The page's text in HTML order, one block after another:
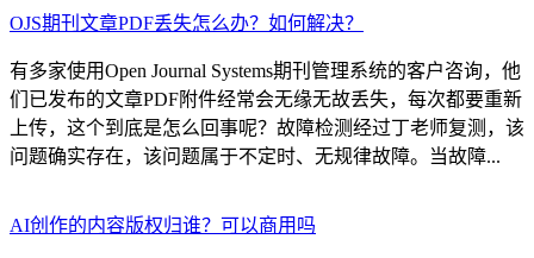
OJS期刊文章PDF丢失怎么办？如何解决？
有多家使用Open Journal Systems期刊管理系统的客户咨询，他
们已发布的文章PDF附件经常会无缘无故丢失，每次都要重新
上传，这个到底是怎么回事呢？故障检测经过丁老师复测，该
问题确实存在，该问题属于不定时、无规律故障。当故障...
AI创作的内容版权归谁？可以商用吗